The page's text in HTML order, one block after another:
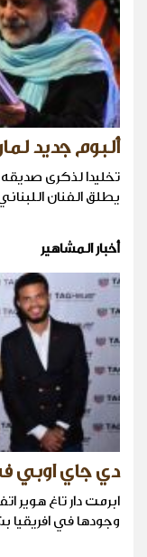
ألبوم جديد
تخليدا لذكرى
يطلق الفنان
أخبار المشاهير
دي جاي اوبي
ابرمت دار تاغ هوير
وجودها في